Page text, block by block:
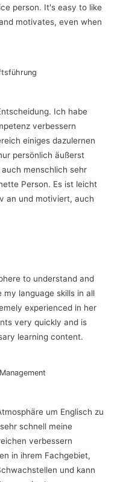
person. It's easy to like
motivates, even when
Ich habe
verbessern
einiges dazulernen
persönlich äußerst
menschlich sehr
Person. Es ist leicht
an und motiviert, auch
to understand and
my language skills in all
experienced in her
very quickly and is
learning content.
um Englisch zu
schnell meine
verbessern
in ihrem Fachgebiet,
und kann